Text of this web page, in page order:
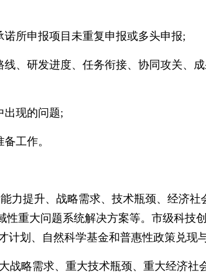
所申报项目未重复申报或多头申报;
、研发进度、任务衔接、协同攻关、
出现的问题;
工作。
力提升、战略需求、技术瓶颈、经济
重大问题系统解决方案等。市级科技
划、自然科学基金和普惠性政策兑现
战略需求、重大技术瓶颈、重大经济